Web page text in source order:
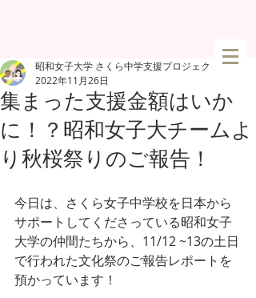
集まった支援金額はいか
に！？昭和女子大チームよ
り秋桜祭りのご報告！
昭和女子大学 さくら中学支援プロジェクト
2022年11月26日
今日は、さくら女子中学校を日本から
サポートしてくださっている昭和女子
大学の仲間たちから、11/12 ~13の土日
で行われた文化祭のご報告レポートを
預かっています！